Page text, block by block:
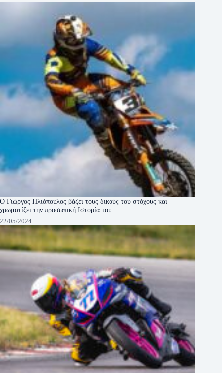
Ο Γιώργος Ηλιόπουλος βάζει τους δικούς του στόχους και
χρωματίζει την προσωπική Ιστορία του.
22/05/2024